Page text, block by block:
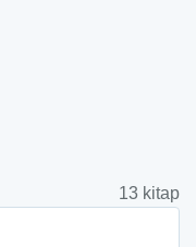
13 kitap